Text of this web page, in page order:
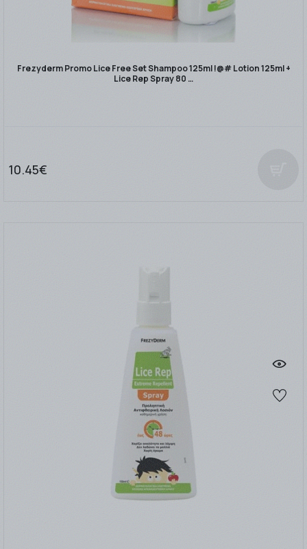
Frezyderm Promo Lice Free Set Shampoo 125ml !@# Lotion 125ml +
Lice Rep Spray 80 …
10.45€